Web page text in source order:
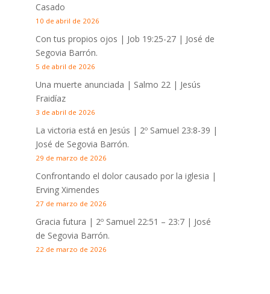
Casado
10 de abril de 2026
Con tus propios ojos | Job 19:25-27| José de
Segovia Barrón.
5 de abril de 2026
Una muerte anunciada | Salmo 22 | Jesús
Fraidíaz
3 de abril de 2026
La victoria está en Jesús | 2º Samuel 23:8-39 |
José de Segovia Barrón.
29 de marzo de 2026
Confrontando el dolor causado por la iglesia |
Erving Ximendes
27 de marzo de 2026
Gracia futura | 2º Samuel 22:51 – 23:7| José
de Segovia Barrón.
22 de marzo de 2026